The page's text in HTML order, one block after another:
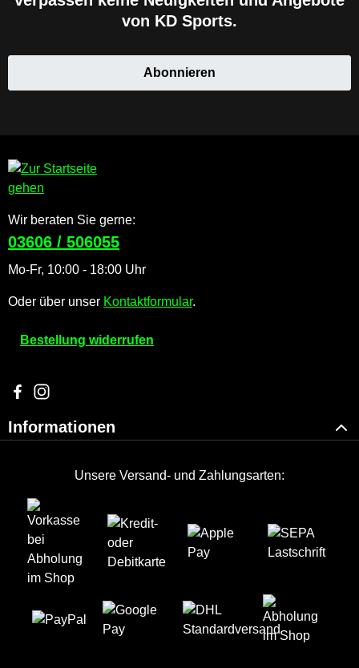
von KD Sports.
Abonnieren
Wir beraten Sie gerne:
03606 / 506055
Mo-Fr, 10:00 - 18:00 Uhr
Oder über unser Kontaktformular.
Bestellung widerrufen
Besuche uns auf Facebook – öffnet in neuem Tab (externer
Schau auf Instagram vorbei – öffnet in neuem Tab
Informationen
Unsere Versand- und Zahlungsarten: